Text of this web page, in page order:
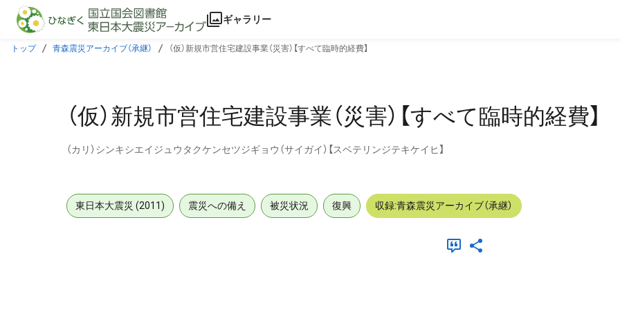
本文に飛ぶ
ギャラリー
トップ 青森震災アーカイブ（承継） （仮）新規市営住宅建設事業（災害）【すべて臨時的経費】
（仮）新規市営住宅建設事業（災害）【すべて臨時的経費】
（カリ）シンキシエイジュウタクケンセツジギョウ（サイガイ）【スベテリンジテキケイヒ】
東日本大震災 (2011) 震災への備え 被災状況 復興 収録:青森震災アーカイブ（承継）